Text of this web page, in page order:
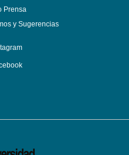
Prensa
y Sugerencias